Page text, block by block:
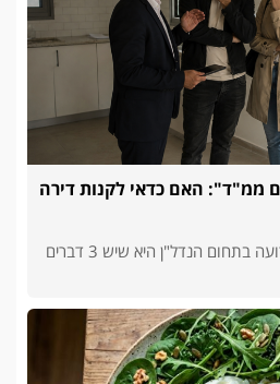
ממ"ד": האם כדאי לקנות דירה
3' דק קריאה האמרה הכי ידועה בתחום הנדל"ן היא שיש 3 דברים